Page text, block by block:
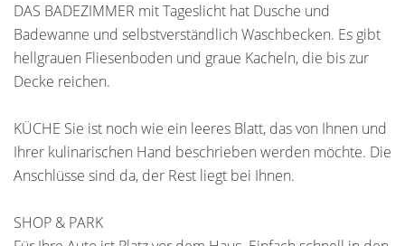
DAS BADEZIMMER mit Tageslicht hat Dusche und
Badewanne und selbstverständlich Waschbecken. Es gibt
hellgrauen Fliesenboden und graue Kacheln, die bis zur
Decke reichen.
KÜCHE Sie ist noch wie ein leeres Blatt, das von Ihnen und
Ihrer kulinarischen Hand beschrieben werden möchte. Die
Anschlüsse sind da, der Rest liegt bei Ihnen.
SHOP & PARK